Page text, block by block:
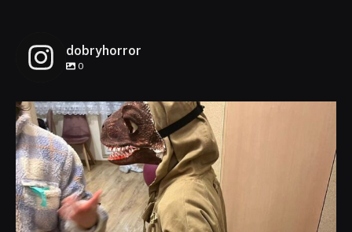
dobryhorror
0
dobryhorror
Lis 1